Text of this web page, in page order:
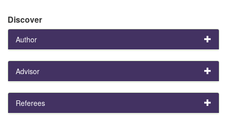
Discover
Author
Advisor
Referees